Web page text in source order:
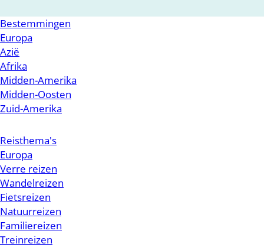
Bestemmingen
Europa
Azië
Afrika
Midden-Amerika
Midden-Oosten
Zuid-Amerika
Reisthema's
Europa
Verre reizen
Wandelreizen
Fietsreizen
Natuurreizen
Familiereizen
Treinreizen